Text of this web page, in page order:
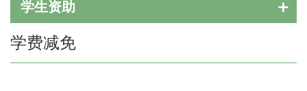
学生资助
学费减免